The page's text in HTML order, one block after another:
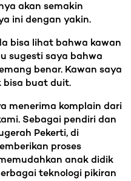
akan semakin
ini dengan yakin.
bisa lihat bahwa kawan
sugesti saya bahwa
benar. Kawan saya
bisa buat duit.
menerima komplain dari
Sebagai pendiri dan
Pekerti, di
proses
anak didik
teknologi pikiran